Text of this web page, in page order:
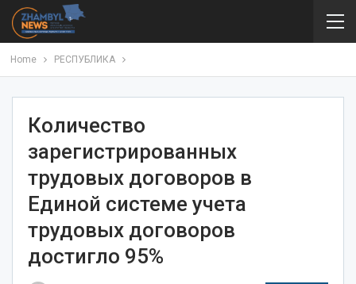
Home РЕСПУБЛИКА
Количество
зарегистрированных
трудовых договоров в
Единой системе учета
трудовых договоров
достигло 95%